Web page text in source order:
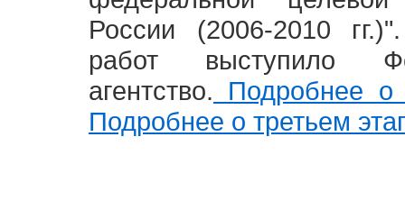
России (2006-2010
работ выступило
агентство. Подробнее о
Подробнее о третьем